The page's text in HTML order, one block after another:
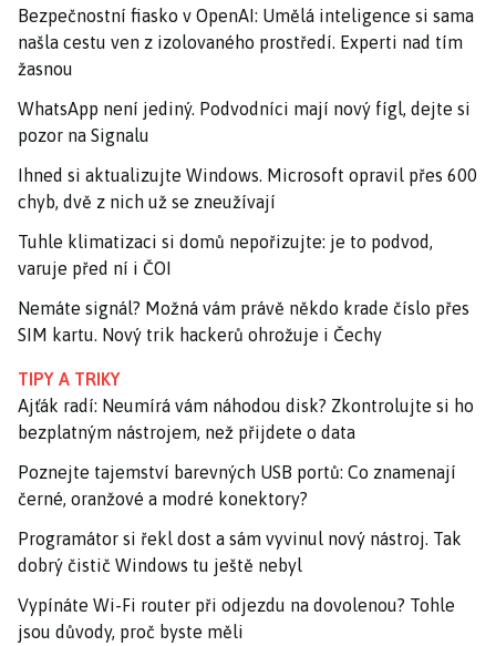
Bezpečnostní fiasko v OpenAI: Umělá inteligence si sama
našla cestu ven z izolovaného prostředí. Experti nad tím
žasnou
WhatsApp není jediný. Podvodníci mají nový fígl, dejte si
pozor na Signalu
Ihned si aktualizujte Windows. Microsoft opravil přes 600
chyb, dvě z nich už se zneužívají
Tuhle klimatizaci si domů nepořizujte: je to podvod,
varuje před ní i ČOI
Nemáte signál? Možná vám právě někdo krade číslo přes
SIM kartu. Nový trik hackerů ohrožuje i Čechy
TIPY A TRIKY
Ajťák radí: Neumírá vám náhodou disk? Zkontrolujte si ho
bezplatným nástrojem, než přijdete o data
Poznejte tajemství barevných USB portů: Co znamenají
černé, oranžové a modré konektory?
Programátor si řekl dost a sám vyvinul nový nástroj. Tak
dobrý čistič Windows tu ještě nebyl
Vypínáte Wi-Fi router při odjezdu na dovolenou? Tohle
jsou důvody, proč byste měli